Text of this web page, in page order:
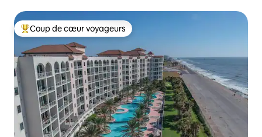
Coups de cœur voyageurs les plus appréciés
Coup de cœur voyageurs